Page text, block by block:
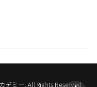
ミー. All Rights Reserved